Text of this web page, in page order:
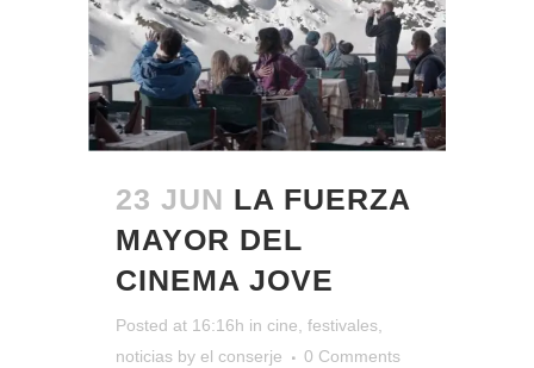
23 JUN LA FUERZA
MAYOR DEL
CINEMA JOVE
Posted at 16:16h in cine festivales
noticias by el conserje
0 Comments